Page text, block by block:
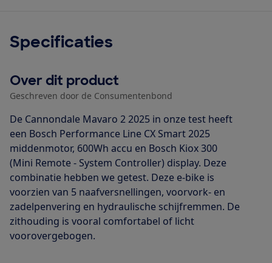
Specificaties
Over dit product
Geschreven door de Consumentenbond
De Cannondale Mavaro 2 2025 in onze test heeft
een Bosch Performance Line CX Smart 2025
middenmotor, 600Wh accu en Bosch Kiox 300
(Mini Remote - System Controller) display. Deze
combinatie hebben we getest. Deze e-bike is
voorzien van 5 naafversnellingen, voorvork- en
zadelpenvering en hydraulische schijfremmen. De
zithouding is vooral comfortabel of licht
voorovergebogen.